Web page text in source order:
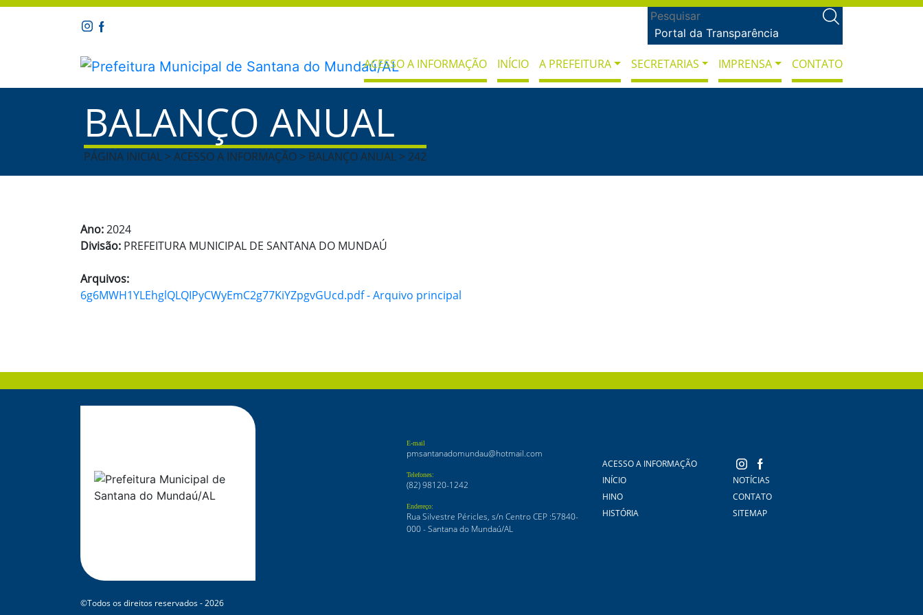
Portal da Transparência
ACESSO A INFORMAÇÃO INÍCIO A PREFEITURA SECRETARIAS IMPRENSA CONTATO
BALANÇO ANUAL
PÁGINA INICIAL > ACESSO A INFORMAÇÃO > BALANÇO ANUAL > 242
Ano:2024
Divisão: PREFEITURA MUNICIPAL DE SANTANA DO MUNDAÚ
Arquivos:
6g6MWH1YLEhglQLQIPyCWyEmC2g77KiYZpgvGUcd.pdf - Arquivo principal
E-mail
pmsantanadomundau@hotmail.com
Telefones:
(82) 98120-1242
Endereço:
Rua Silvestre Péricles, s/n Centro CEP :57840-
000 - Santana do Mundaú/AL
ACESSO A INFORMAÇÃO
INÍCIO
HINO
HISTÓRIA
NOTÍCIAS
CONTATO
SITEMAP
©Todos os direitos reservados - 2026